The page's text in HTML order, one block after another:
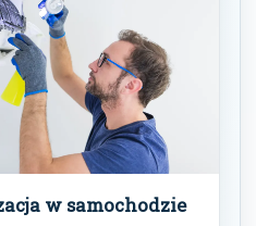
w samochodzie